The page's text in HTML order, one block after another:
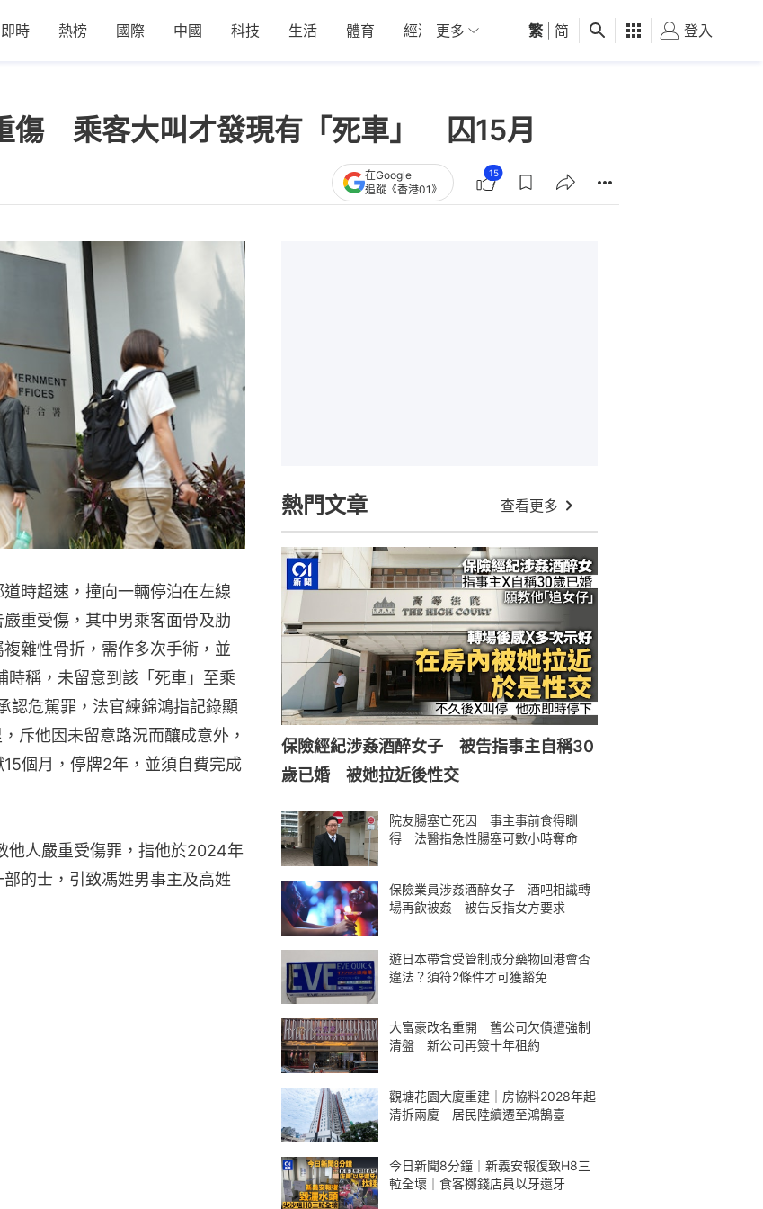
即時 熱榜 國際 中國 科技 生活 體育 經濟 01深圳 觀點 健康 好食玩飛
更多 繁 简 登入
傷 乘客大叫才發現有「死車」 囚15月
在Google
追蹤《香港01》
15
時超速，撞向一輛停泊在左線
重受傷，其中男乘客面骨及肋
雜性骨折，需作多次手術，並
稱，未留意到該「死車」至乘
認危駕罪，法官練錦鴻指記錄顯
斥他因未留意路況而釀成意外，
個月，停牌2年，並須自費完成
他人嚴重受傷罪，指他於2024年
的士，引致馮姓男事主及高姓
熱門文章 查看更多
保險經紀涉姦酒醉女子 被告指事主自稱30
歲已婚 被她拉近後性交
院友腸塞亡死因 事主事前食得瞓
得 法醫指急性腸塞可數小時奪命
保險業員涉姦酒醉女子 酒吧相識轉
場再飲被姦 被告反指女方要求
遊日本帶含受管制成分藥物回港會否
違法？須符2條件才可獲豁免
大富豪改名重開 舊公司欠債遭強制
清盤 新公司再簽十年租約
觀塘花園大廈重建｜房協料2028年起
清拆兩廈 居民陸續遷至鴻鵠臺
今日新聞8分鐘｜新義安報復致H8三
𨋢全壞｜食客擲錢店員以牙還牙